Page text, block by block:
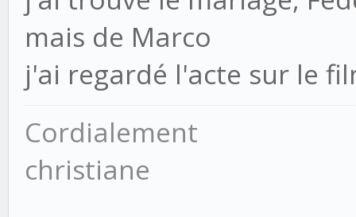
mais de Marco
j'ai regardé l'acte sur le
Cordialement
christiane